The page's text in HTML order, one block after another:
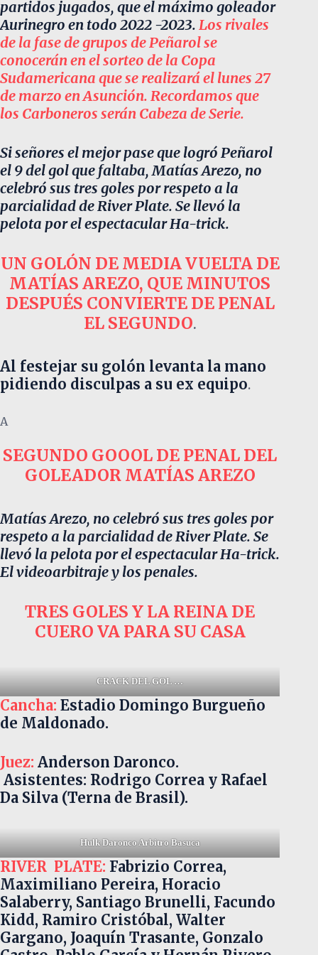
partidos jugados, que el máximo goleador
Aurinegro en todo 2022 -2023. Los rivales
de la fase de grupos de Peñarol se
conocerán en el sorteo de la Copa
Sudamericana que se realizará el lunes 27
de marzo en Asunción. Recordamos que
los Carboneros serán Cabeza de Serie.
Si señores el mejor pase que logró Peñarol
el 9 del gol que faltaba, Matías Arezo, no
celebró sus tres goles por respeto a la
parcialidad de River Plate. Se llevó la
pelota por el espectacular Ha-trick.
UN GOLÓN DE MEDIA VUELTA DE
MATÍAS AREZO, QUE MINUTOS
DESPUÉS CONVIERTE DE PENAL
EL SEGUNDO.
Al festejar su golón levanta la mano
pidiendo disculpas a su ex equipo.
A
SEGUNDO GOOOL DE PENAL DEL
GOLEADOR MATÍAS AREZO
Matías Arezo, no celebró sus tres goles por
respeto a la parcialidad de River Plate. Se
llevó la pelota por el espectacular Ha-trick.
El videoarbitraje y los penales.
TRES GOLES Y LA REINA DE
CUERO VA PARA SU CASA
CRACK DEL GOL …
Cancha: Estadio Domingo Burgueño
de Maldonado.
Juez: Anderson Daronco.
Asistentes: Rodrigo Correa y Rafael
Da Silva (Terna de Brasil).
Hulk Daronco Arbitro Basuca
RIVER PLATE: Fabrizio Correa,
Maximiliano Pereira, Horacio
Salaberry, Santiago Brunelli, Facundo
Kidd, Ramiro Cristóbal, Walter
Gargano, Joaquín Trasante, Gonzalo